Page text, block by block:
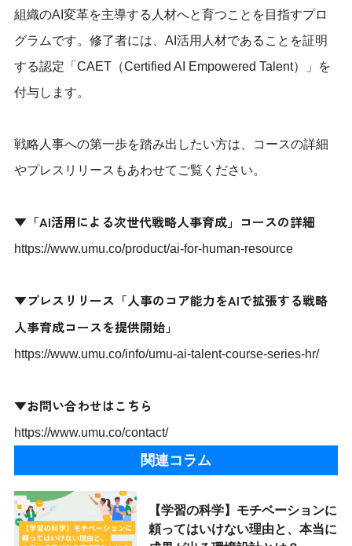
組織のAI変革を主導する人材へと育つことを目指すプロ
グラムです。修了者には、AI活用人材であることを証明
する認定「CAET（Certified AI Empowered Talent）」を
付与します。
戦略人事への第一歩を踏み出したい方は、コースの詳細
やプレスリリースもあわせてご覧ください。
▼「AI活用による次世代戦略人事育成」コースの詳細
https://www.umu.co/product/ai-for-human-resource
▼プレスリリース「人事のコア能力をAIで拡張する戦略
人事育成コースを提供開始」
https://www.umu.co/info/umu-ai-talent-course-series-hr/
▼お問い合わせはこちら
https://www.umu.co/contact/
関連コラム
【学習の科学】モチベーションに
頼ってはいけない理由と、本当に